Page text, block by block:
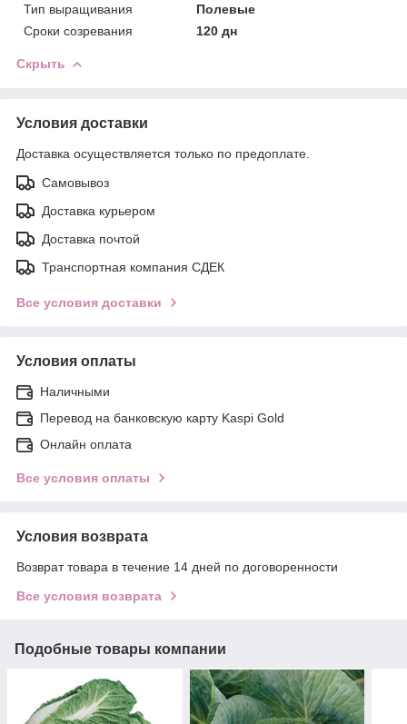
Тип выращивания
Полевые
Сроки созревания
120 дн
Скрыть
Условия доставки
Доставка осуществляется только по предоплате.
Самовывоз
Доставка курьером
Доставка почтой
Транспортная компания СДЕК
Все условия доставки
Условия оплаты
Наличными
Перевод на банковскую карту Kaspi Gold
Онлайн оплата
Все условия оплаты
Условия возврата
Возврат товара в течение 14 дней по договоренности
Все условия возврата
Подобные товары компании